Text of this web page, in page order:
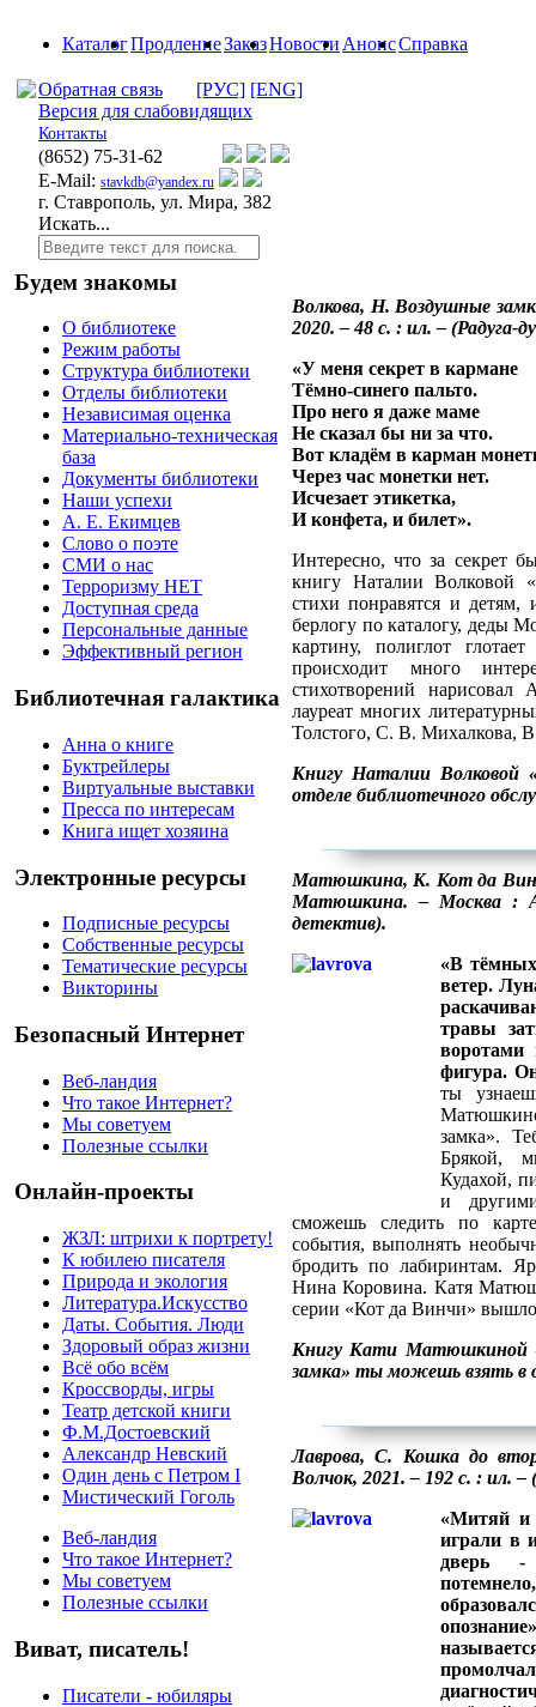
КаталогПродлениеЗаказНовости АнонсСправка
Обратная связь [РУС] [ENG]
Версия для слабовидящих
Контакты
(8652) 75-31-62
E-Mail: stavkdb@yandex.ru
г. Ставрополь, ул. Мира, 382
Искать...
Будем знакомы
О библиотеке
Режим работы
Структура библиотеки
Отделы библиотеки
Независимая оценка
Материально-техническая
база
Документы библиотеки
Наши успехи
А. Е. Екимцев
Слово о поэте
СМИ о нас
Терроризму НЕТ
Доступная среда
Персональные данные
Эффективный регион
Библиотечная галактика
Анна о книге
Буктрейлеры
Виртуальные выставки
Пресса по интересам
Книга ищет хозяина
Электронные ресурсы
Подписные ресурсы
Собственные ресурсы
Тематические ресурсы
Викторины
Безопасный Интернет
Веб-ландия
Что такое Интернет?
Мы советуем
Полезные ссылки
Онлайн-проекты
ЖЗЛ: штрихи к портрету!
К юбилею писателя
Природа и экология
Литература.Искусство
Даты. События. Люди
Здоровый образ жизни
Всё обо всём
Кроссворды, игры
Театр детской книги
Ф.М.Достоевский
Александр Невский
Один день с Петром I
Мистический Гоголь
Веб-ландия
Что такое Интернет?
Мы советуем
Полезные ссылки
Виват, писатель!
Писатели - юбиляры
Волкова, Н. Воздушные
2020. – 48 с. : ил. – (Радуга-
«У меня секрет в кармане
Тёмно-синего пальто.
Про него я даже маме
Не сказал бы ни за что.
Вот кладём в карман
Через час монетки нет.
Исчезает этикетка,
И конфета, и билет».
Интересно, что за секрет
книгу Наталии Волковой
стихи понравятся и
берлогу по каталогу, деды
картину, полиглот
происходит много
стихотворений
лауреат многих
Толстого, С. В. Михалкова,
Книгу Наталии
отделе библиотечного
Матюшкина, К. Кот да
Матюшкина. – Москва :
детектив).
«В
ветер.
травы
воротами
фигура.
ты
замка».
Брякой,
Кудахой,
и
сможешь следить по
события, выполнять
бродить по лабиринтам.
Нина Коровина. Катя
серии «Кот да Винчи»
Книгу Кати Матюшкиной
замка» ты можешь взять в
Лаврова, С. Кошка до
Волчок, 2021. – 192 с. : ил.
«Митяй и
играли в
дверь -